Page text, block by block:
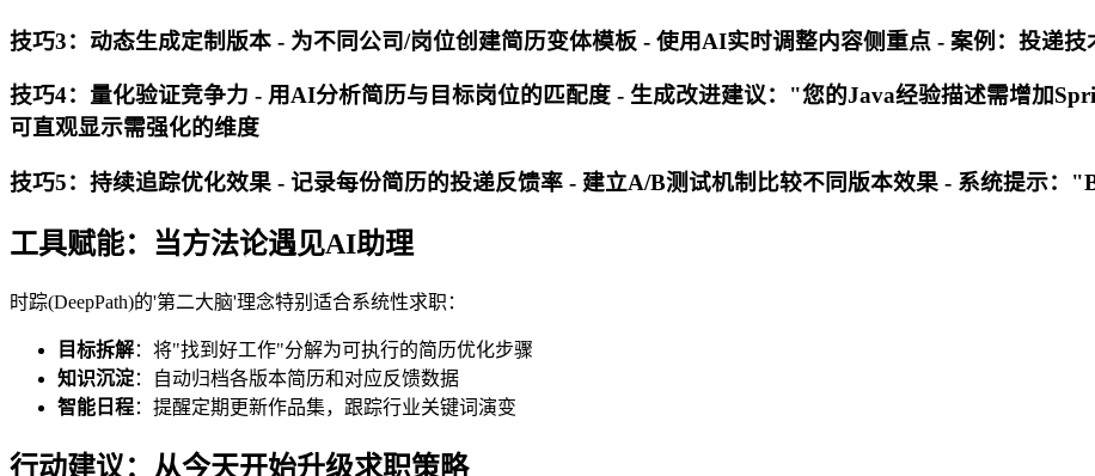
技巧3：动态生成定制版本 - 为不同公司/岗位创建简历变体模板 - 使用AI实时调整内容侧重点 - 案例：投递
技巧4：量化验证竞争力 - 用AI分析简历与目标岗位的匹配度 - 生成改进建议："您的Java经验描述需增加
可直观显示需强化的维度
技巧5：持续追踪优化效果 - 记录每份简历的投递反馈率 - 建立A/B测试机制比较不同版本效果 - 系统提示：
工具赋能：当方法论遇见AI助理
时踪(DeepPath)的'第二大脑'理念特别适合系统性求职：
目标拆解：将"找到好工作"分解为可执行的简历优化步骤
知识沉淀：自动归档各版本简历和对应反馈数据
智能日程：提醒定期更新作品集，跟踪行业关键词演变
行动建议：从今天开始升级求职策略